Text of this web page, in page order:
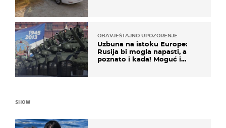
OBAVJEŠTAJNO UPOZORENJE
Uzbuna na istoku Europe:
Rusija bi mogla napasti, a
poznato i kada! Moguć i
SHOW